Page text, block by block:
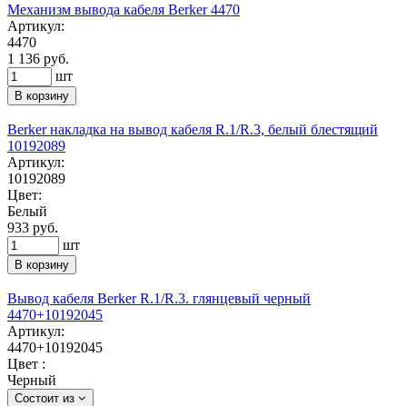
Механизм вывода кабеля Berker 4470
Артикул:
4470
1 136 руб.
шт
В корзину
Berker накладка на вывод кабеля R.1/R.3, белый блестящий
10192089
Артикул:
10192089
Цвет:
Белый
933 руб.
шт
В корзину
Вывод кабеля Berker R.1/R.3. глянцевый черный
4470+10192045
Артикул:
4470+10192045
Цвет :
Черный
Состоит из